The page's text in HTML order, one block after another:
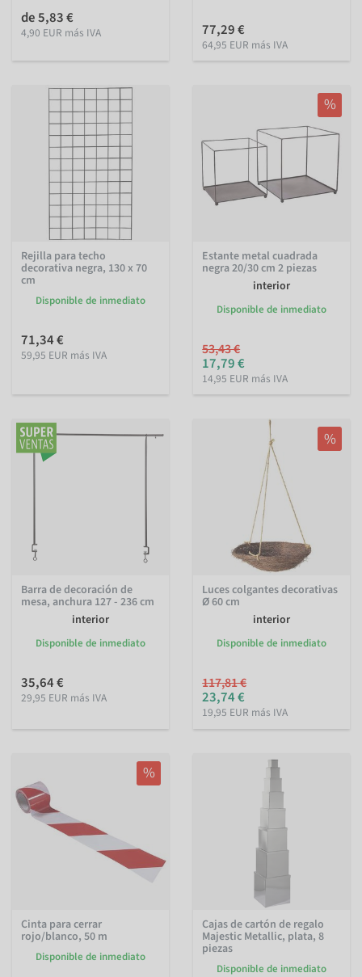
de 5,83 €
4,90 EUR más IVA 77,29 €
64,95 EUR más IVA
Rejilla para techo
decorativa negra, 130 x 70
cm
Disponible de inmediato
71,34 €
59,95 EUR más IVA
%
Estante metal cuadrada
negra 20/30 cm 2 piezas
interior
Disponible de inmediato
53,43 €
17,79 €
14,95 EUR más IVA
Barra de decoración de
mesa, anchura 127 - 236 cm
interior
Disponible de inmediato
35,64 €
29,95 EUR más IVA
%
Luces colgantes decorativas
Ø 60 cm
interior
Disponible de inmediato
117,81 €
23,74 €
19,95 EUR más IVA
%
Cinta para cerrar
rojo/blanco, 50 m
Disponible de inmediato
Cajas de cartón de regalo
Majestic Metallic, plata, 8
piezas
Disponible de inmediato